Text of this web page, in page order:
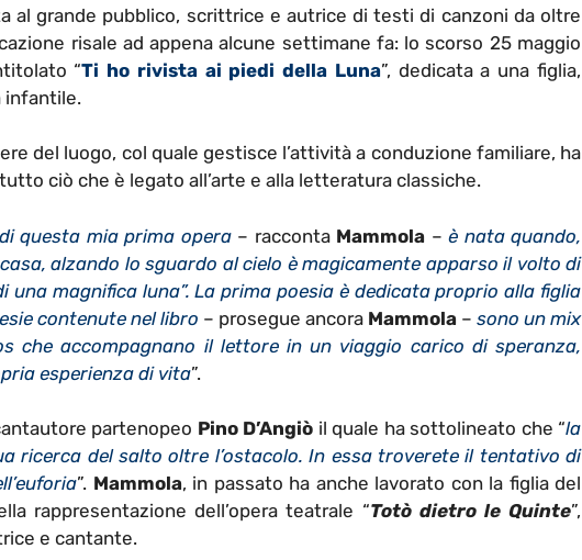
al grande pubblico, scrittrice e autrice di testi di canzoni da oltre
risale ad appena alcune settimane fa: lo scorso 25 maggio
“Ti ho rivista ai piedi della Luna”, dedicata a una figlia,
infantile.
del luogo, col quale gestisce l’attività a conduzione familiare, ha
ciò che è legato all’arte e alla letteratura classiche.
questa mia prima opera – racconta Mammola – è nata quando,
alzando lo sguardo al cielo è magicamente apparso il volto di
una magnifica luna”. La prima poesia è dedicata proprio alla figlia
contenute nel libro – prosegue ancora Mammola – sono un mix
che accompagnano il lettore in un viaggio carico di speranza,
esperienza di vita”.
partenopeo Pino D’Angiò il quale ha sottolineato che “la
ricerca del salto oltre l’ostacolo. In essa troverete il tentativo di
”. Mammola, in passato ha anche lavorato con la figlia del
rappresentazione dell’opera teatrale “Totò dietro le Quinte”,
e cantante.